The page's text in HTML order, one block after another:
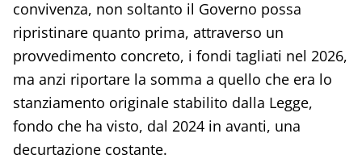
convivenza, non soltanto il Governo possa
ripristinare quanto prima, attraverso un
provvedimento concreto, i fondi tagliati nel 2026,
ma anzi riportare la somma a quello che era lo
stanziamento originale stabilito dalla Legge,
fondo che ha visto, dal 2024 in avanti, una
decurtazione costante.